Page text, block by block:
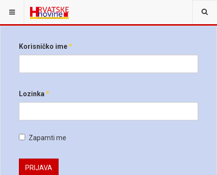
Korisničko ime*
Lozinka *
Zapamti me
PRIJAVA